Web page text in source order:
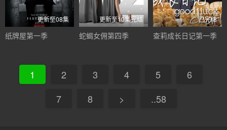
更新至08集
纸牌屋第一季
更新至10集完结
蛇蝎女佣第四季
已完结
查莉成长日记第一季
1 2 3 4 5
6
7
8 > ..58